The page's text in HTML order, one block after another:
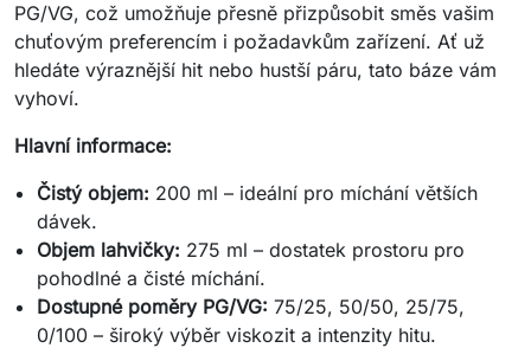
PG/VG, což umožňuje přesně přizpůsobit směs vašim
chuťovým preferencím i požadavkům zařízení. Ať už
hledáte výraznější hit nebo hustší páru, tato báze vám
vyhoví.
Hlavní informace:
Čistý objem: 200 ml – ideální pro míchání větších
dávek.
Objem lahvičky: 275 ml – dostatek prostoru pro
pohodlné a čisté míchání.
Dostupné poměry PG/VG: 75/25, 50/50, 25/75,
0/100 – široký výběr viskozit a intenzity hitu.